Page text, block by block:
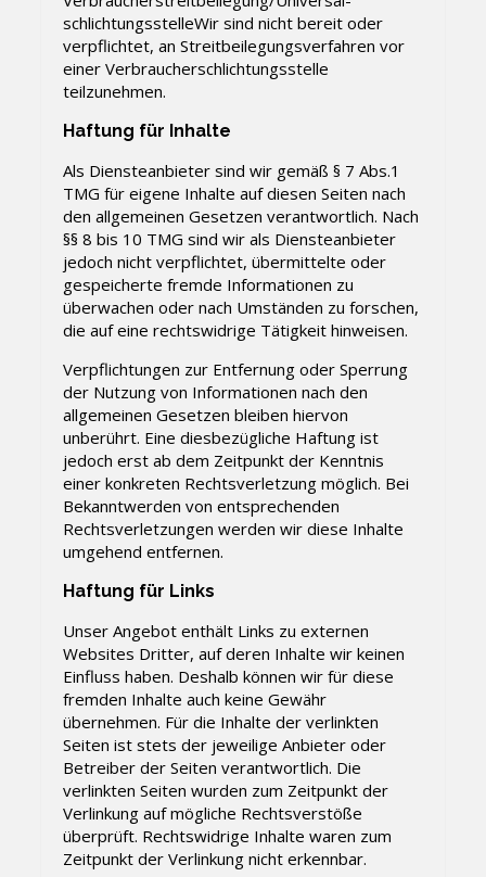
schlichtungs­stelleWir sind nicht bereit oder
verpflichtet, an Streitbeilegungsverfahren vor
einer Verbraucherschlichtungsstelle
teilzunehmen.
Haftung für Inhalte
Als Diensteanbieter sind wir gemäß § 7 Abs.1
TMG für eigene Inhalte auf diesen Seiten nach
den allgemeinen Gesetzen verantwortlich. Nach
§§ 8 bis 10 TMG sind wir als Diensteanbieter
jedoch nicht verpflichtet, übermittelte oder
gespeicherte fremde Informationen zu
überwachen oder nach Umständen zu forschen,
die auf eine rechtswidrige Tätigkeit hinweisen.
Verpflichtungen zur Entfernung oder Sperrung
der Nutzung von Informationen nach den
allgemeinen Gesetzen bleiben hiervon
unberührt. Eine diesbezügliche Haftung ist
jedoch erst ab dem Zeitpunkt der Kenntnis
einer konkreten Rechtsverletzung möglich. Bei
Bekanntwerden von entsprechenden
Rechtsverletzungen werden wir diese Inhalte
umgehend entfernen.
Haftung für Links
Unser Angebot enthält Links zu externen
Websites Dritter, auf deren Inhalte wir keinen
Einfluss haben. Deshalb können wir für diese
fremden Inhalte auch keine Gewähr
übernehmen. Für die Inhalte der verlinkten
Seiten ist stets der jeweilige Anbieter oder
Betreiber der Seiten verantwortlich. Die
verlinkten Seiten wurden zum Zeitpunkt der
Verlinkung auf mögliche Rechtsverstöße
überprüft. Rechtswidrige Inhalte waren zum
Zeitpunkt der Verlinkung nicht erkennbar.